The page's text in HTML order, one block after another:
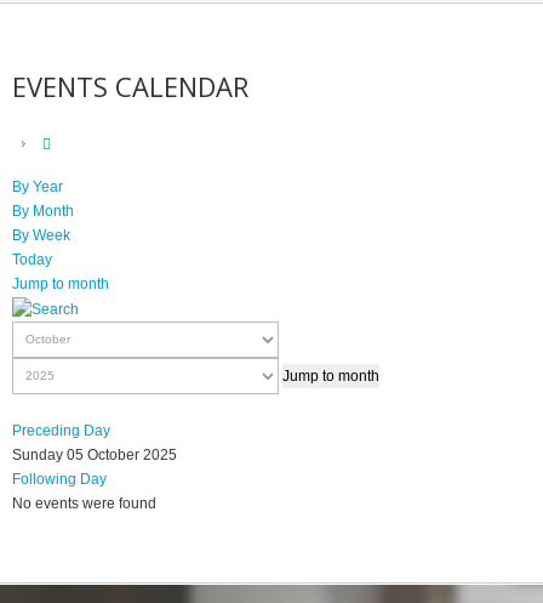
EVENTS CALENDAR
By Year
By Month
By Week
Today
Jump to month
Jump to month
Preceding Day
Sunday 05 October 2025
Following Day
No events were found